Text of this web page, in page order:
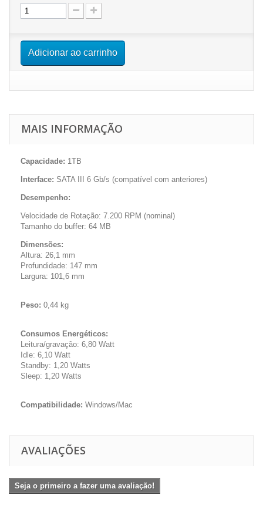
Adicionar ao carrinho
MAIS INFORMAÇÃO
Capacidade: 1TB
Interface: SATA III 6 Gb/s (compatível com anteriores)
Desempenho:
Velocidade de Rotação: 7.200 RPM (nominal)
Tamanho do buffer: 64 MB
Dimensões:
Altura: 26,1 mm
Profundidade: 147 mm
Largura: 101,6 mm
Peso: 0,44 kg
Consumos Energéticos:
Leitura/gravação: 6,80 Watt
Idle: 6,10 Watt
Standby: 1,20 Watts
Sleep: 1,20 Watts
Compatibilidade: Windows/Mac
AVALIAÇÕES
Seja o primeiro a fazer uma avaliação!